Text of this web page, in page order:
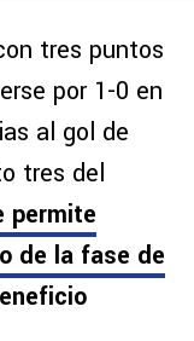
tres puntos
por 1-0 en
al gol de
tres del
permite
de la fase de